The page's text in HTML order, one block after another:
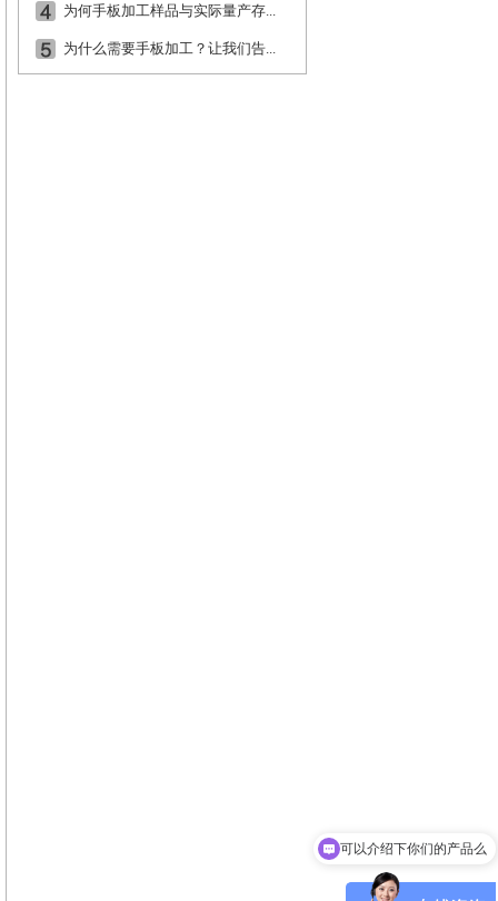
为何手板加工样品与实际量产存...
为什么需要手板加工？让我们告...
可以介绍下你们的产品么